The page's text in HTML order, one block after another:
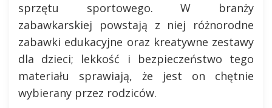
sprzętu sportowego. W branży
zabawkarskiej powstają z niej różnorodne
zabawki edukacyjne oraz kreatywne zestawy
dla dzieci; lekkość i bezpieczeństwo tego
materiału sprawiają, że jest on chętnie
wybierany przez rodziców.